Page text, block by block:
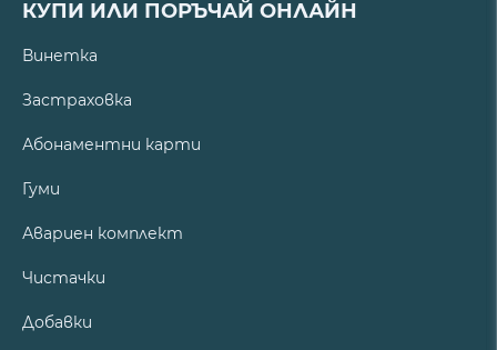
КУПИ ИЛИ ПОРЪЧАЙ ОНЛАЙН
Винетка
Застраховка
Абонаментни карти
Гуми
Авариен комплект
Чистачки
Добавки